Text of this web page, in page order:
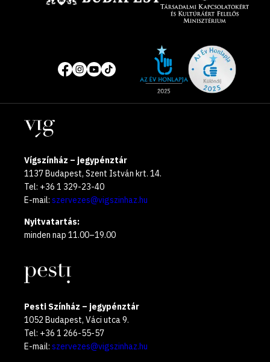
Közösségi
média
oldalak
of
year
Helyszínek
Vígszínház – jegypénztár
1137 Budapest, Szent István krt. 14.
Tel: +36 1 329-23-40
E-mail: szervezes@vigszinhaz.hu
Nyitvatartás:
minden nap 11.00–19.00
Pesti Színház – jegypénztár
1052 Budapest, Váci utca 9.
Tel: +36 1 266-55-57
E-mail: szervezes@vigszinhaz.hu